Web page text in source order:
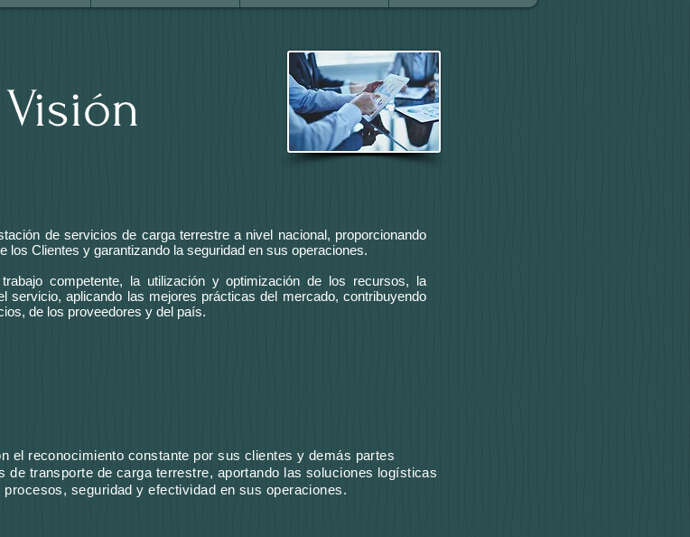
Visión
de servicios de carga terrestre a nivel nacional, proporcionando
Clientes y garantizando la seguridad en sus operaciones.
competente, la utilización y optimización de los recursos, la
servicio, aplicando las mejores prácticas del mercado, contribuyendo
de los proveedores y del país.
el reconocimiento constante por sus clientes y demás partes
transporte de carga terrestre, aportando las soluciones logísticas
seguridad y efectividad en sus operaciones.